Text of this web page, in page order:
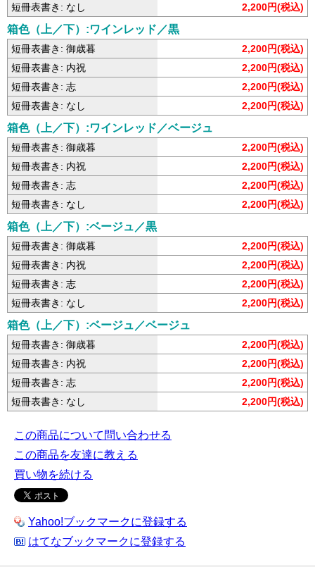
短冊表書き: なし
2,200円(税込)
箱色（上／下）:ワインレッド／黒
短冊表書き: 御歳暮
2,200円(税込)
短冊表書き: 内祝
2,200円(税込)
短冊表書き: 志
2,200円(税込)
短冊表書き: なし
2,200円(税込)
箱色（上／下）:ワインレッド／ベージュ
短冊表書き: 御歳暮
2,200円(税込)
短冊表書き: 内祝
2,200円(税込)
短冊表書き: 志
2,200円(税込)
短冊表書き: なし
2,200円(税込)
箱色（上／下）:ベージュ／黒
短冊表書き: 御歳暮
2,200円(税込)
短冊表書き: 内祝
2,200円(税込)
短冊表書き: 志
2,200円(税込)
短冊表書き: なし
2,200円(税込)
箱色（上／下）:ベージュ／ベージュ
短冊表書き: 御歳暮
2,200円(税込)
短冊表書き: 内祝
2,200円(税込)
短冊表書き: 志
2,200円(税込)
短冊表書き: なし
2,200円(税込)
この商品について問い合わせる
この商品を友達に教える
買い物を続ける
Yahoo!ブックマークに登録する
はてなブックマークに登録する